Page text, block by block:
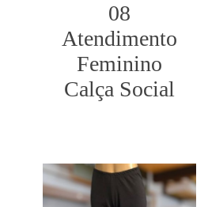
08
Atendimento
Feminino
Calça Social